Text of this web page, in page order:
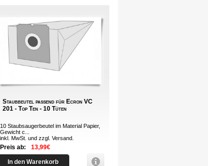
Staubbeutel passend für Ecron VC
201 - Top Ten - 10 Tüten
10 Staubsaugerbeutel im Material Papier,
Gewicht c...
inkl. MwSt. und zzgl. Versand
Preis ab: 13,99€
In den Warenkorb